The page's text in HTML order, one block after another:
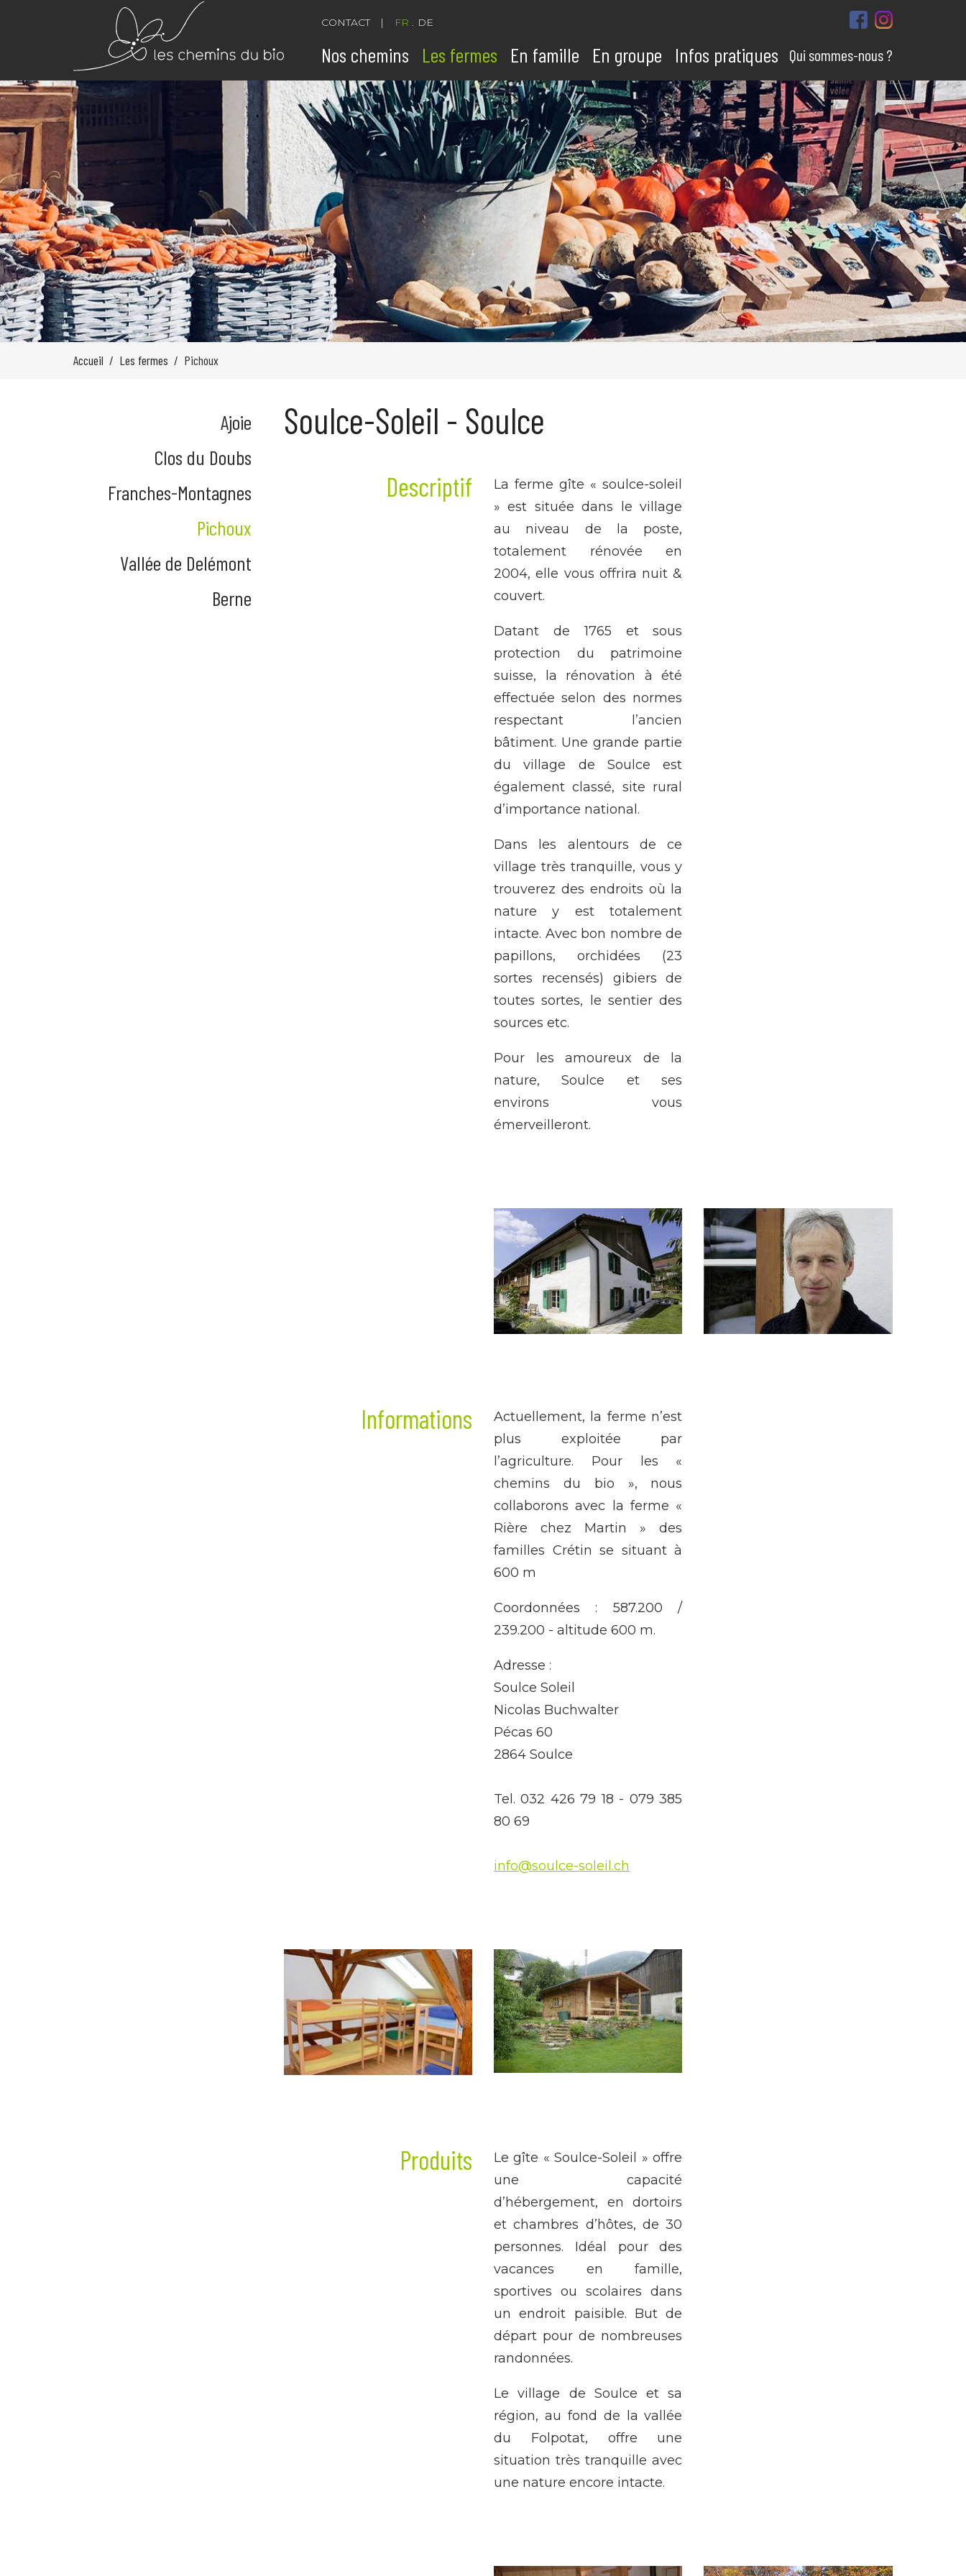
CONTACT FR DE
Nos chemins Les fermes En famille En groupe Infos pratiques Qui sommes-nous ?
Accueil Les fermes Pichoux
Ajoie
Clos du Doubs
Franches-Montagnes
Pichoux
Vallée de Delémont
Berne
Soulce-Soleil - Soulce
Descriptif
La ferme gîte « soulce-soleil
» est située dans le village
au niveau de la poste,
totalement rénovée en
2004, elle vous offrira nuit &
couvert.
Datant de 1765 et sous
protection du patrimoine
suisse, la rénovation à été
effectuée selon des normes
respectant l’ancien
bâtiment. Une grande partie
du village de Soulce est
également classé, site rural
d’importance national.
Dans les alentours de ce
village très tranquille, vous y
trouverez des endroits où la
nature y est totalement
intacte. Avec bon nombre de
papillons, orchidées (23
sortes recensés) gibiers de
toutes sortes, le sentier des
sources etc.
Pour les amoureux de la
nature, Soulce et ses
environs vous
émerveilleront.
Informations
Actuellement, la ferme n’est
plus exploitée par
l’agriculture. Pour les «
chemins du bio », nous
collaborons avec la ferme «
Rière chez Martin » des
familles Crétin se situant à
600 m
Coordonnées : 587.200 /
239.200 - altitude 600 m.
Adresse :
Soulce Soleil
Nicolas Buchwalter
Pécas 60
2864 Soulce
Tel. 032 426 79 18 - 079 385
80 69
info@soulce-soleil.ch
Produits
Le gîte « Soulce-Soleil » offre
une capacité
d’hébergement, en dortoirs
et chambres d’hôtes, de 30
personnes. Idéal pour des
vacances en famille,
sportives ou scolaires dans
un endroit paisible. But de
départ pour de nombreuses
randonnées.
Le village de Soulce et sa
région, au fond de la vallée
du Folpotat, offre une
situation très tranquille avec
une nature encore intacte.